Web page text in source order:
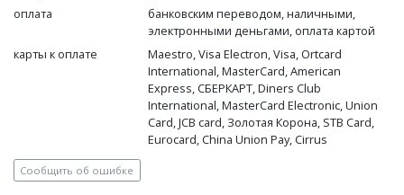
оплата
банковским переводом, наличными,
электронными деньгами, оплата картой
карты к оплате
Maestro, Visa Electron, Visa, Ortcard
International, MasterCard, American
Express, СБЕРКАРТ, Diners Club
International, MasterCard Electronic, Union
Card, JCB card, Золотая Корона, STB Card,
Eurocard, China Union Pay, Cirrus
Сообщить об ошибке